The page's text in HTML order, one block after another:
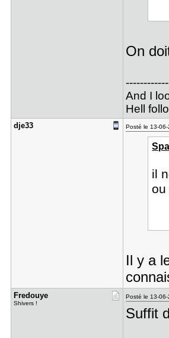
On
And I
Hell
dje33 Posté le 13-
il
ou
Il y a
Fredouye
Shivers !
Posté le 13-
Suffit